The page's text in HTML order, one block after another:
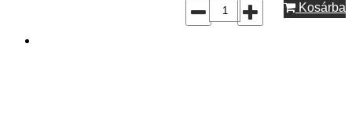
Kosárba